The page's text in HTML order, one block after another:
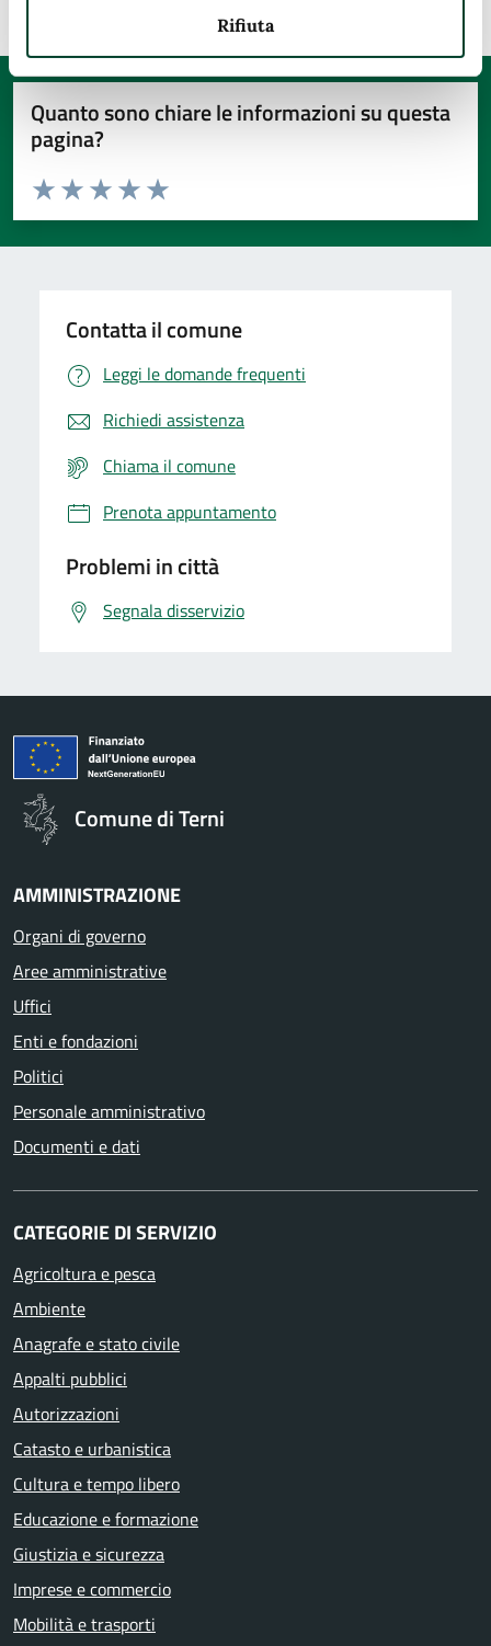
Rifiuta
Quanto sono chiare le informazioni su questa
pagina?
Valuta da 1 a 5 stelle la pagina
Valuta 5 stelle su 5
Valuta 4 stelle su 5
Valuta 3 stelle su 5
Valuta 2 stelle su 5
Valuta 1 stelle su 5
Contatta il comune
Leggi le domande frequenti
Richiedi assistenza
Chiama il comune
Prenota appuntamento
Problemi in città
Segnala disservizio
Comune di Terni
AMMINISTRAZIONE
Organi di governo
Aree amministrative
Uffici
Enti e fondazioni
Politici
Personale amministrativo
Documenti e dati
CATEGORIE DI SERVIZIO
Agricoltura e pesca
Ambiente
Anagrafe e stato civile
Appalti pubblici
Autorizzazioni
Catasto e urbanistica
Cultura e tempo libero
Educazione e formazione
Giustizia e sicurezza
Imprese e commercio
Mobilità e trasporti